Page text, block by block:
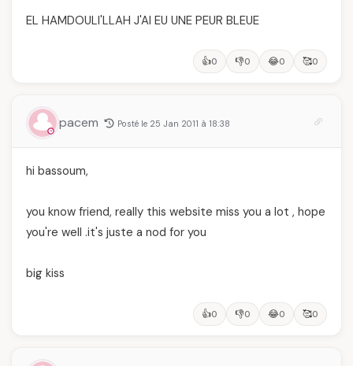
EL HAMDOULI'LLAH J'AI EU UNE PEUR BLEUE
👍0 👎0 😂0 🥰0
pacem Posté le 25 Jan 2011 à 18:38
hi bassoum,
you know friend, really this website miss you a lot , hope
you're well .it's juste a nod for you
big kiss
👍0 👎0 😂0 🥰0